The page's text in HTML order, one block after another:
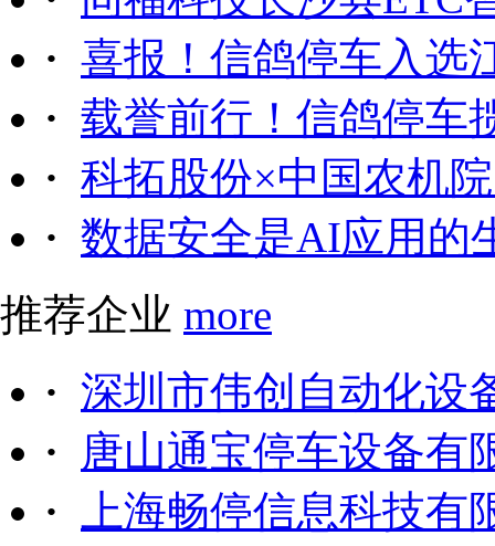
· 喜报！信鸽停车入选
· 载誉前行！信鸽停车
· 科拓股份×中国农机
· 数据安全是AI应用的
推荐企业 more
· 深圳市伟创自动化设
·
唐山通宝停车设备有
·
上海畅停信息科技有